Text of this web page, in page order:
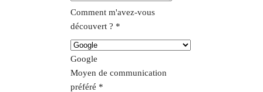
Comment m'avez-vous
découvert ? *
Google
Moyen de communication
préféré *